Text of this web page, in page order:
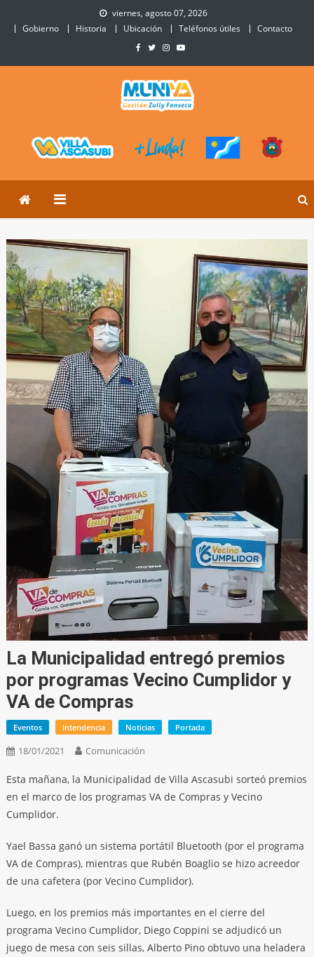
viernes, agosto 07, 2026
Gobierno
Historia Ubicación Teléfonos útiles Contacto
Ascasubi
La Municipalidad entregó premios
por programas Vecino Cumplidor y
VA de Compras
Eventos Intendencia Noticias Portada
18/01/2021 Comunicación
Esta mañana, la Municipalidad de Villa Ascasubi sorteó premios
en el marco de los programas VA de Compras y Vecino
Cumplidor.
Yael Bassa ganó un sistema portátil Bluetooth (por el programa
VA de Compras), mientras que Rubén Boaglio se hizo acreedor
de una cafetera (por Vecino Cumplidor).
Luego, en los premios más importantes en el cierre del
programa Vecino Cumplidor, Diego Coppini se adjudicó un
juego de mesa con seis sillas, Alberto Pino obtuvo una heladera